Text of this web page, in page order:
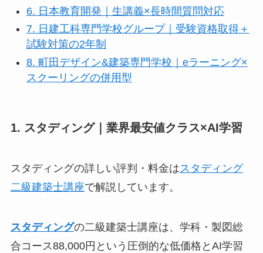
6. 日本教育開発｜生講義×長時間質問対応
7. 日建工科専門学校グループ｜受験資格取得＋
試験対策の2年制
8. 町田デザイン&建築専門学校｜eラーニング×
スクーリングの併用型
1. スタディング｜業界最安値クラス×AI学習
スタディングの詳しい評判・料金はスタディング
二級建築士講座で解説しています。
スタディングの二級建築士講座は、学科・製図総
合コース88,000円という圧倒的な低価格とAI学習